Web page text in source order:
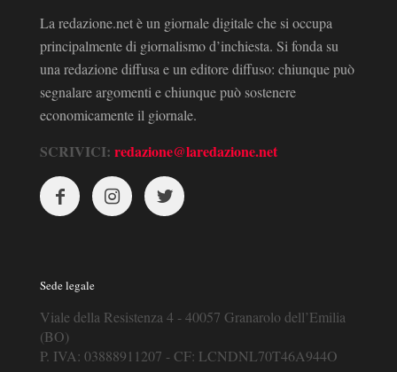
La redazione.net è un giornale digitale che si occupa
principalmente di giornalismo d’inchiesta. Si fonda su
una redazione diffusa e un editore diffuso: chiunque può
segnalare argomenti e chiunque può sostenere
economicamente il giornale.
SCRIVICI: redazione@laredazione.net
Sede legale
Viale della Resistenza 4 - 40057 Granarolo dell’Emilia
(BO)
P. IVA: 03888911207 - CF: LCNDNL70T46A944O